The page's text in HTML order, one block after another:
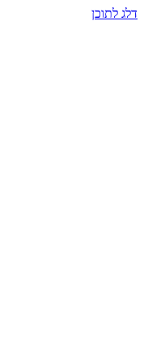
דלג לתוכן